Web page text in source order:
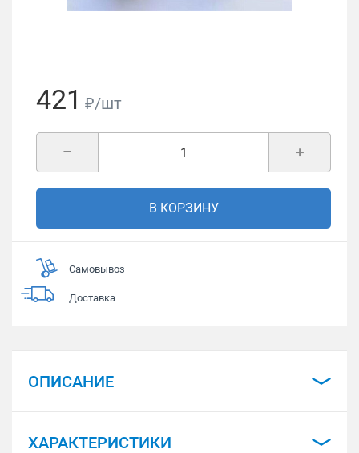
421 ₽/шт
+
–
В КОРЗИНУ
Самовывоз
Доставка
ОПИСАНИЕ
ХАРАКТЕРИСТИКИ